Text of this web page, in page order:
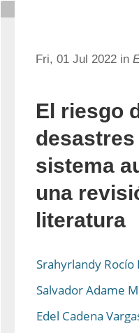
Fri, 01 Jul 2022 in
El riesgo
sistema
una
literatura
Srahyrlandy Rocío
Salvador Adame
Edel Cadena